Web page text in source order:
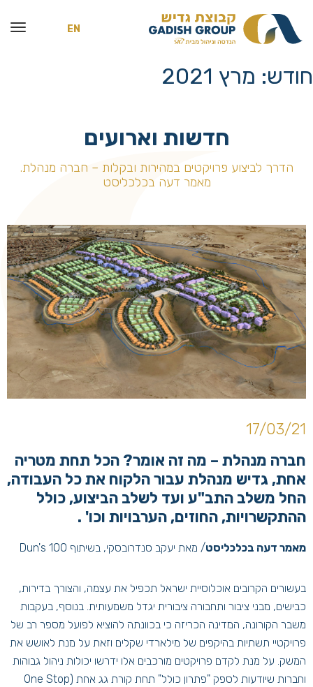
EN
חודש: מרץ 2021
חדשות וארועים
הדרך לביצוע פרויקטים במהירות ובקלות – חברה מנהלת.
מאמר דעה בכלכליסט
17/03/21
חברה מנהלת – מה זה אומר? הכל תחת מטריה
אחת, גדיש מנהלת עבור הלקוח את כל העבודה,
החל משלב התב"ע ועד לשלב הביצוע, כולל
ההתקשרויות, החוזים, הערבויות וכו' .
מאמר דעה בכלכליסט/ מאת יעקב סנדרובסקי, בשיתוף Dun's 100
בעשורים הקרובים אוכלוסיית ישראל תכפיל את עצמה, והצורך בדירות,
כבישים, מבני ציבור ותחבורה ציבורית יגדל משמעותית. בנוסף, בעקבות
משבר הקורונה, המדינה הכריזה כי בכוונתה להוציא לפועל מספר רב של
פרויקטיי תשתיות בהיקפים של מילארדי שקלים וזאת על מנת לאושש את
המשק. על מנת לקדם פרויקטים מורכבים אלו ידרשו יכולות ניהול גבוהות
וחברות שיודעות לספק "פתרון כולל" תחת קורת גג אחת (One Stop